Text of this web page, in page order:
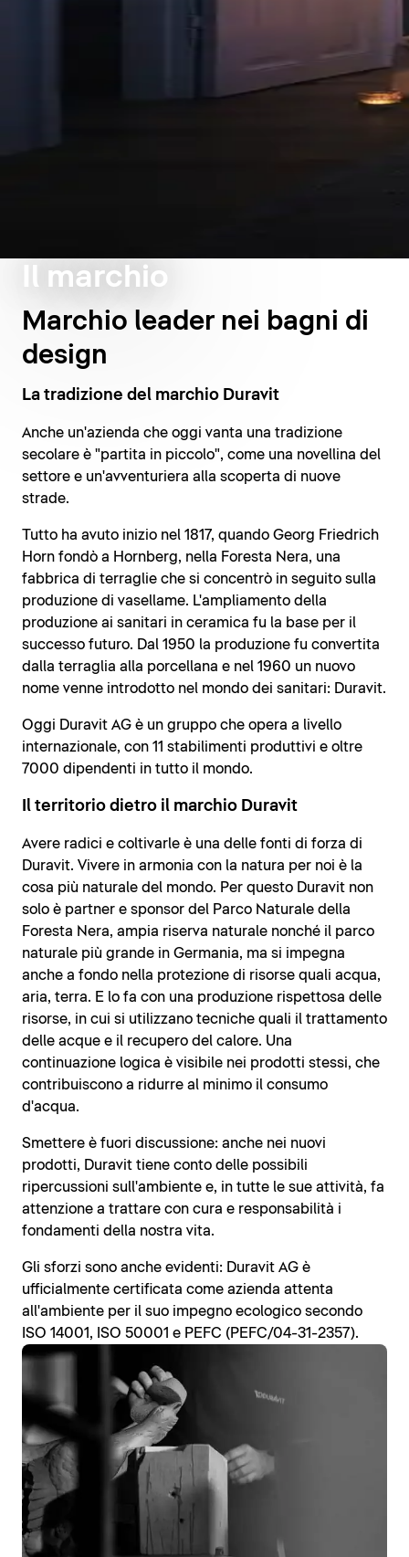
Il marchio
Marchio leader nei bagni di
design
La tradizione del marchio Duravit
Anche un'azienda che oggi vanta una tradizione
secolare è "partita in piccolo", come una novellina del
settore e un'avventuriera alla scoperta di nuove
strade.
Tutto ha avuto inizio nel 1817, quando Georg Friedrich
Horn fondò a Hornberg, nella Foresta Nera, una
fabbrica di terraglie che si concentrò in seguito sulla
produzione di vasellame. L'ampliamento della
produzione ai sanitari in ceramica fu la base per il
successo futuro. Dal 1950 la produzione fu convertita
dalla terraglia alla porcellana e nel 1960 un nuovo
nome venne introdotto nel mondo dei sanitari: Duravit.
Oggi Duravit AG è un gruppo che opera a livello
internazionale, con 11 stabilimenti produttivi e oltre
7000 dipendenti in tutto il mondo.
Il territorio dietro il marchio Duravit
Avere radici e coltivarle è una delle fonti di forza di
Duravit. Vivere in armonia con la natura per noi è la
cosa più naturale del mondo. Per questo Duravit non
solo è partner e sponsor del Parco Naturale della
Foresta Nera, ampia riserva naturale nonché il parco
naturale più grande in Germania, ma si impegna
anche a fondo nella protezione di risorse quali acqua,
aria, terra. E lo fa con una produzione rispettosa delle
risorse, in cui si utilizzano tecniche quali il trattamento
delle acque e il recupero del calore. Una
continuazione logica è visibile nei prodotti stessi, che
contribuiscono a ridurre al minimo il consumo
d'acqua.
Smettere è fuori discussione: anche nei nuovi
prodotti, Duravit tiene conto delle possibili
ripercussioni sull'ambiente e, in tutte le sue attività, fa
attenzione a trattare con cura e responsabilità i
fondamenti della nostra vita.
Gli sforzi sono anche evidenti: Duravit AG è
ufficialmente certificata come azienda attenta
all'ambiente per il suo impegno ecologico secondo
ISO 14001, ISO 50001 e PEFC (PEFC/04-31-2357).